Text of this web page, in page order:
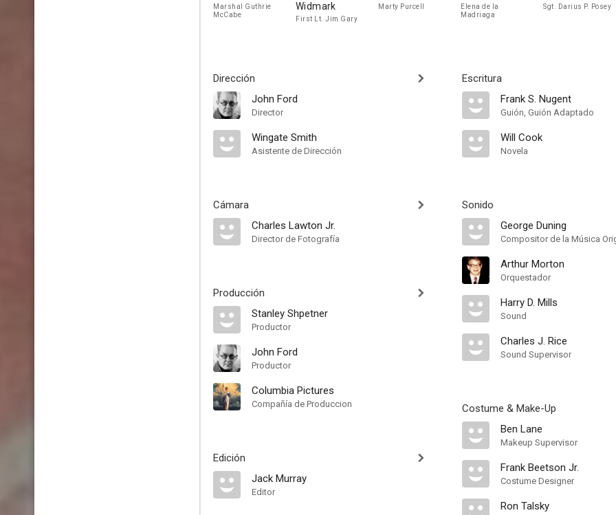
Marshal Guthrie
McCabe
Widmark
First Lt. Jim Gary
Marty Purcell
Elena de la
Madriaga
Sgt. Darius P. Posey
Dirección
John Ford
Director
Wingate Smith
Asistente de Dirección
Cámara
Charles Lawton Jr.
Director de Fotografía
Producción
Stanley Shpetner
Productor
John Ford
Productor
Columbia Pictures
Compañía de Produccion
Edición
Jack Murray
Editor
Escritura
Frank S. Nugent
Guión, Guión Adaptado
Will Cook
Novela
Sonido
George Duning
Compositor de la Música
Arthur Morton
Orquestador
Harry D. Mills
Sound
Charles J. Rice
Sound Supervisor
Costume & Make-Up
Ben Lane
Makeup Supervisor
Frank Beetson Jr.
Costume Designer
Ron Talsky